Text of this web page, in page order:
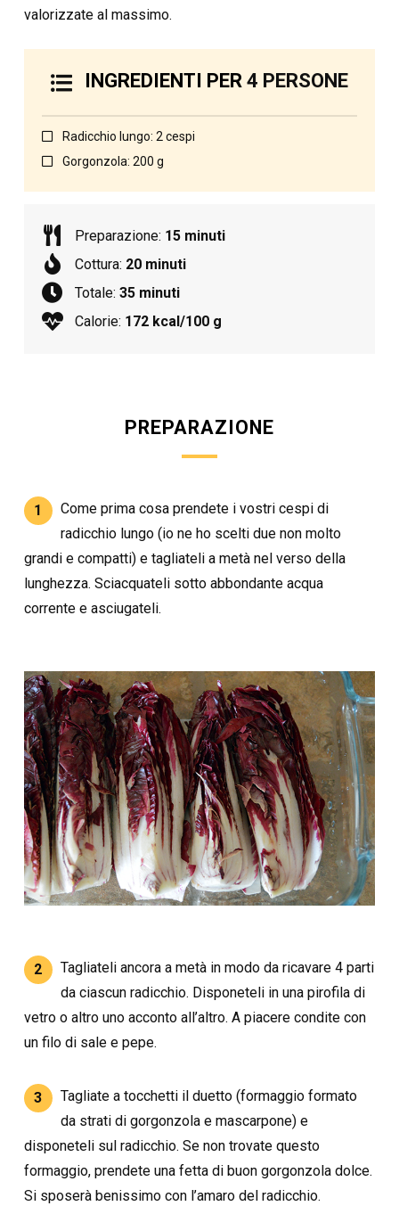
valorizzate al massimo.
INGREDIENTI PER4 PERSONE
Radicchio lungo: 2 cespi
Gorgonzola: 200 g
Preparazione: 15 minuti
Cottura: 20 minuti
Totale:35 minuti
Calorie: 172 kcal/100 g
PREPARAZIONE
1
Come prima cosa prendete i vostri cespi di
radicchio lungo (io ne ho scelti due non molto
grandi e compatti) e tagliateli a metà nel verso della
lunghezza. Sciacquateli sotto abbondante acqua
corrente e asciugateli.
2
Tagliateli ancora a metà in modo da ricavare 4 parti
da ciascun radicchio. Disponeteli in una pirofila di
vetro o altro uno acconto all’altro. A piacere condite con
un filo di sale e pepe.
3
Tagliate a tocchetti il duetto (formaggio formato
da strati di gorgonzola e mascarpone) e
disponeteli sul radicchio. Se non trovate questo
formaggio, prendete una fetta di buon gorgonzola dolce.
Si sposerà benissimo con l’amaro del radicchio.